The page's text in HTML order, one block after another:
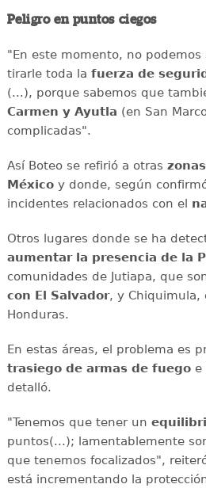
Peligro en puntos ciegos
"En este momento, no
tirarle toda la fuerza de
(...), porque sabemos que
Carmen y Ayutla (en San
complicadas".
Así Boteo se refirió a otras
Méxicoy donde, según
incidentes relacionados con el
Otros lugares donde se ha
aumentar la presencia de la
comunidades de Jutiapa, que
con El Salvador, y Chiquimula,
Honduras.
En estas áreas, el problema es
trasiego de armas de fuegoe
detalló.
"Tenemos que tener un
puntos(...); lamentablemente
que tenemos focalizados",
está incrementando la